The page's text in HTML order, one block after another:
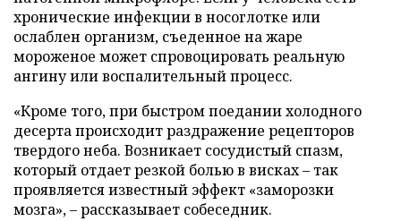
хронические инфекции в носоглотке или
ослаблен организм, съеденное на жаре
мороженое может спровоцировать реальную
ангину или воспалительный процесс.
«Кроме того, при быстром поедании холодного
десерта происходит раздражение рецепторов
твердого неба. Возникает сосудистый спазм,
который отдает резкой болью в висках – так
проявляется известный эффект «заморозки
мозга», – рассказывает собеседник.